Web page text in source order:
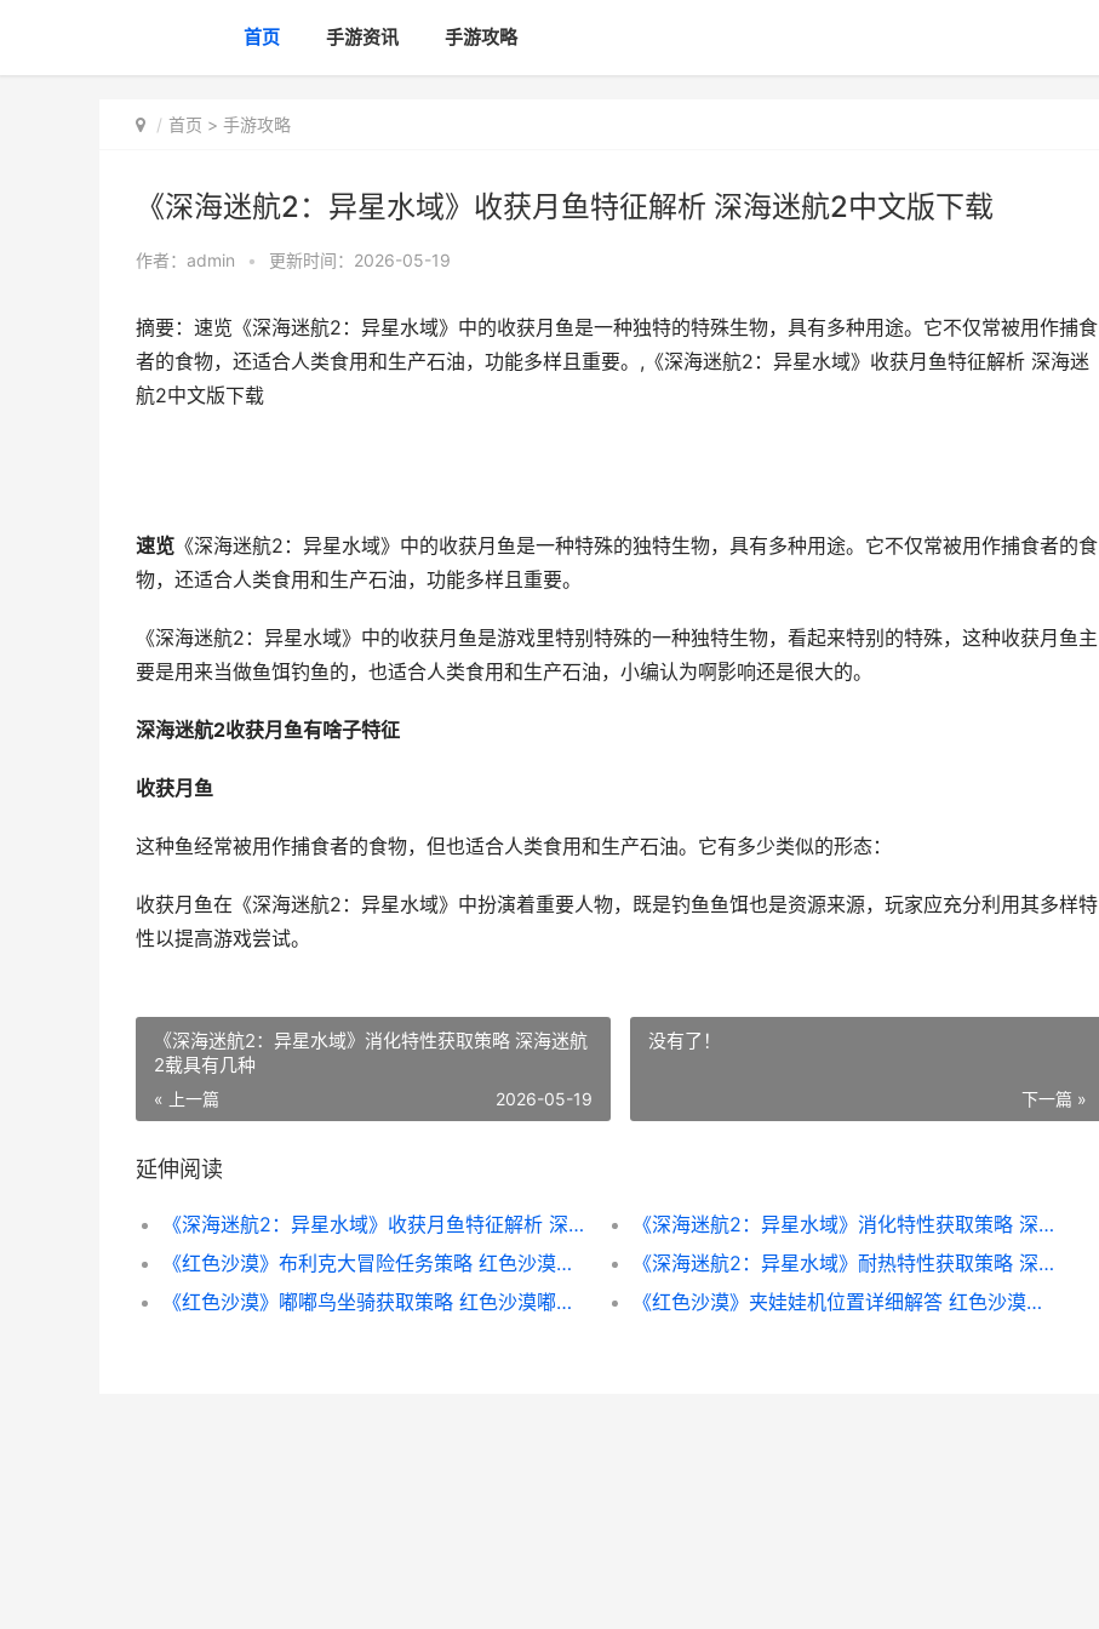
首页 手游资讯 手游攻略
首页 > 手游攻略
《深海迷航2：异星水域》收获月鱼特征解析 深海迷航2中文版下载
作者： admin • 更新时间：2026-05-19
摘要：速览《深海迷航2：异星水域》中的收获月鱼是一种独特的特殊生物，具有多种用途。它不仅常被用作捕食
者的食物，还适合人类食用和生产石油，功能多样且重要。,《深海迷航2：异星水域》收获月鱼特征解析 深海迷
航2中文版下载
速览 《深海迷航2：异星水域》中的收获月鱼是一种特殊的独特生物，具有多种用途。它不仅常被用作捕食者的食
物，还适合人类食用和生产石油，功能多样且重要。
《深海迷航2：异星水域》中的收获月鱼是游戏里特别特殊的一种独特生物，看起来特别的特殊，这种收获月鱼主
要是用来当做鱼饵钓鱼的，也适合人类食用和生产石油，小编认为啊影响还是很大的。
深海迷航2收获月鱼有啥子特征
收获月鱼
这种鱼经常被用作捕食者的食物，但也适合人类食用和生产石油。它有多少类似的形态：
收获月鱼在《深海迷航2：异星水域》中扮演着重要人物，既是钓鱼鱼饵也是资源来源，玩家应充分利用其多样特
性以提高游戏尝试。
《深海迷航2：异星水域》消化特性获取策略 深海迷航
2载具有几种
« 上一篇 2026-05-19
没有了！
下一篇 »
延伸阅读
《深海迷航2：异星水域》收获月鱼特征解析 深海迷航2中文版下载
《深海迷航2：异星水域》消化特性获取策略 深海迷航2载具有几种
《红色沙漠》布利克大冒险任务策略 红色沙漠布里克斯找不到
《深海迷航2：异星水域》耐热特性获取策略 深海迷航2什么时候出
《红色沙漠》嘟嘟鸟坐骑获取策略 红色沙漠嘟嘟鸟
《红色沙漠》夹娃娃机位置详细解答 红色沙漠剧照